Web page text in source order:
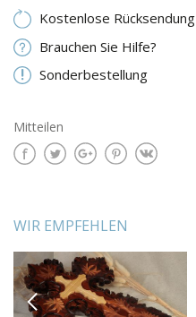
Kostenlose Rücksendung
Brauchen Sie Hilfe?
Sonderbestellung
Mitteilen
WIR EMPFEHLEN
PREVIOUS